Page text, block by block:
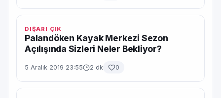
DIŞARI ÇIK
Palandöken Kayak Merkezi Sezon
Açılışında Sizleri Neler Bekliyor?
5 Aralık 2019 23:55 2 dk 0